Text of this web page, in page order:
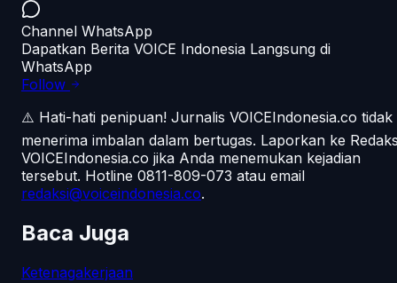
Channel WhatsApp
Dapatkan Berita VOICE Indonesia Langsung di
WhatsApp
Follow
⚠️ Hati-hati penipuan! Jurnalis VOICEIndonesia.co tidak
menerima imbalan dalam bertugas. Laporkan ke
VOICEIndonesia.co jika Anda menemukan kejadian
tersebut. Hotline 0811-809-073 atau email
redaksi@voiceindonesia.co.
Baca Juga
Ketenagakerjaan